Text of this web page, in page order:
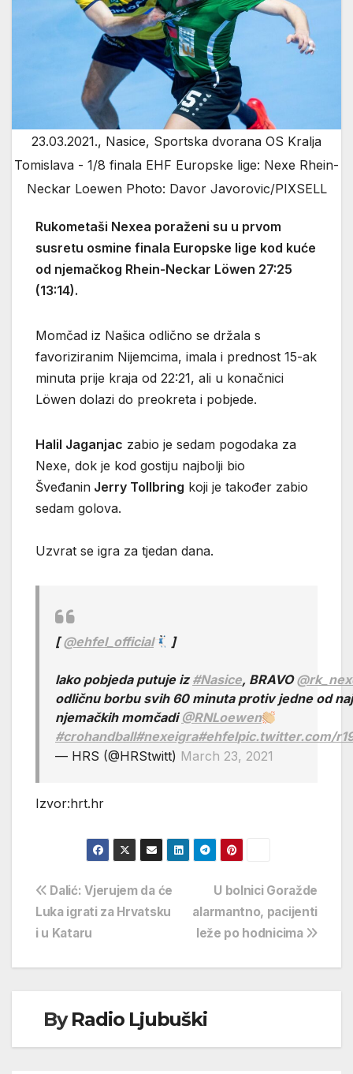
23.03.2021., Nasice, Sportska dvorana OS Kralja
Tomislava - 1/8 finala EHF Europske lige: Nexe Rhein-
Neckar Loewen Photo: Davor Javorovic/PIXSELL
Rukometaši Nexea poraženi su u prvom
susretu osmine finala Europske lige kod kuće
od njemačkog Rhein-Neckar Löwen 27:25
(13:14).
Momčad iz Našica odlično se držala s
favoriziranim Nijemcima, imala i prednost 15-ak
minuta prije kraja od 22:21, ali u konačnici
Löwen dolazi do preokreta i pobjede.
Halil Jaganjac zabio je sedam pogodaka za
Nexe, dok je kod gostiju najbolji bio
Šveđanin Jerry Tollbring koji je također zabio
sedam golova.
Uzvrat se igra za tjedan dana.
[@ehfel_official ]
Iako pobjeda putuje iz#Nasice, BRAVO
odličnu borbu svih 60 minuta protiv jedne od
njemačkih momčadi@RNLoewen
#crohandball#nexeigra#ehfelpic.twitter.com/
— HRS (@HRStwitt) March 23, 2021
Izvor:hrt.hr
Navigacija
objava
U bolnici Goražde
alarmantno, pacijenti
leže po hodnicima
Dalić: Vjerujem da će
Luka igrati za Hrvatsku
i u Kataru
ByRadio Ljubuški